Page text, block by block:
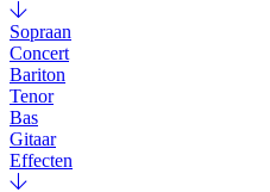
Sopraan
Concert
Bariton
Tenor
Bas
Gitaar
Effecten